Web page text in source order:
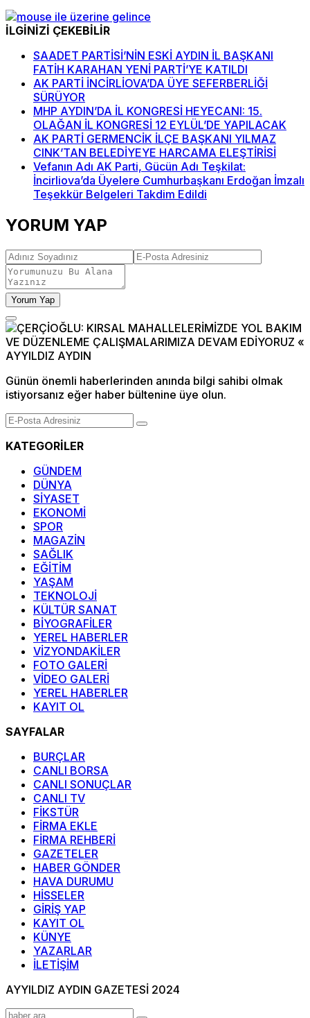
İLGİNİZİ ÇEKEBİLİR
SAADET PARTİSİ’NİN ESKİ AYDIN İL BAŞKANI
FATİH KARAHAN YENİ PARTİ’YE KATILDI
AK PARTİ İNCİRLİOVA’DA ÜYE SEFERBERLİĞİ
SÜRÜYOR
MHP AYDIN’DA İL KONGRESİ HEYECANI: 15.
OLAĞAN İL KONGRESİ 12 EYLÜL’DE YAPILACAK
AK PARTİ GERMENCİK İLÇE BAŞKANI YILMAZ
CINK’TAN BELEDİYEYE HARCAMA ELEŞTİRİSİ
Vefanın Adı AK Parti, Gücün Adı Teşkilat:
İncirliova’da Üyelere Cumhurbaşkanı Erdoğan İmzalı
Teşekkür Belgeleri Takdim Edildi
YORUM YAP
Yorum Yap
Günün önemli haberlerinden anında bilgi sahibi olmak
istiyorsanız eğer haber bültenine üye olun.
KATEGORİLER
GÜNDEM
DÜNYA
SİYASET
EKONOMİ
SPOR
MAGAZİN
SAĞLIK
EĞİTİM
YAŞAM
TEKNOLOJİ
KÜLTÜR SANAT
BİYOGRAFİLER
YEREL HABERLER
VİZYONDAKİLER
FOTO GALERİ
VİDEO GALERİ
YEREL HABERLER
KAYIT OL
SAYFALAR
BURÇLAR
CANLI BORSA
CANLI SONUÇLAR
CANLI TV
FİKSTÜR
FİRMA EKLE
FİRMA REHBERİ
GAZETELER
HABER GÖNDER
HAVA DURUMU
HİSSELER
GİRİŞ YAP
KAYIT OL
KÜNYE
YAZARLAR
İLETİŞİM
AYYILDIZ AYDIN GAZETESİ 2024